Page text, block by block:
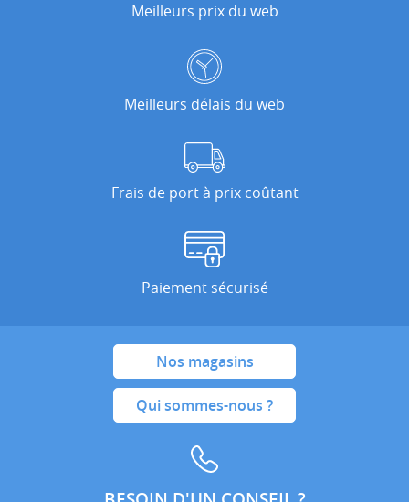
Meilleurs prix du web
Meilleurs délais du web
Frais de port à prix coûtant
Paiement sécurisé
Nos magasins
Qui sommes-nous ?